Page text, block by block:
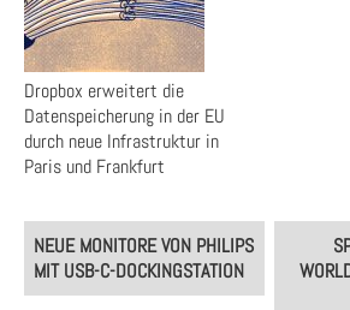
Dropbox erweitert die
Datenspeicherung in der EU
durch neue Infrastruktur in
Paris und Frankfurt
Post
navigation
NEUE MONITORE VON PHILIPS
MIT USB-C-DOCKINGSTATION